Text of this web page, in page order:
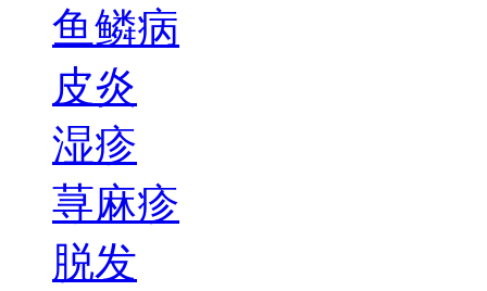
鱼鳞病
皮炎
湿疹
荨麻疹
脱发